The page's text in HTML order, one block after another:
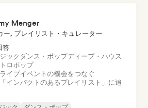
Menger
ー, プレイリスト・キュレーター
答
ック ダンス・ポップディープ・ハウス
ロポップ
イブイベントの機会をつなぐ
インパクトのあるプレイリスト」に追